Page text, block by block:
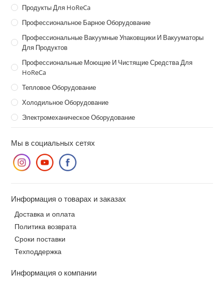
Продукты Для HoReCa
Профессиональное Барное Оборудование
Профессиональные Вакуумные Упаковщики И Вакууматоры
Для Продуктов
Профессиональные Моющие И Чистящие Средства Для
HoReCa
Тепловое Оборудование
Холодильное Оборудование
Электромеханическое Оборудование
Мы в социальных сетях
Информация о товарах и заказах
Доставка и оплата
Политика возврата
Сроки поставки
Техподдержка
Информация о компании